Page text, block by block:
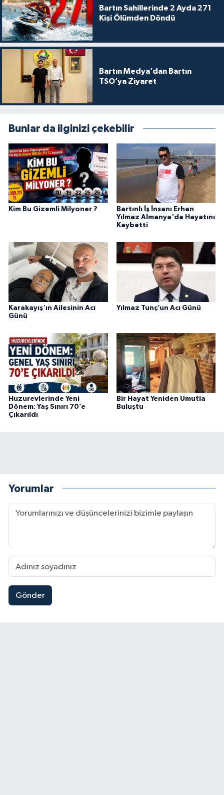
Bartın Sahillerinde 2 Ayda 271
Kişi Ölümden Döndü
Bartın Medya’dan Bartın
TSO’ya Ziyaret
Bunlar da ilginizi çekebilir
Kim Bu Gizemli Milyoner ?
Bartınlı İş İnsanı Erhan
Yılmaz Almanya'da Hayatını
Kaybetti
Karakayış'ın Ailesinin Acı
Günü
Yılmaz Tunç’un Acı Günü
Huzurevlerinde Yeni
Dönem: Yaş Sınırı 70’e
Çıkarıldı
Bir Hayat Yeniden Umutla
Buluştu
Yorumlar
Gönder